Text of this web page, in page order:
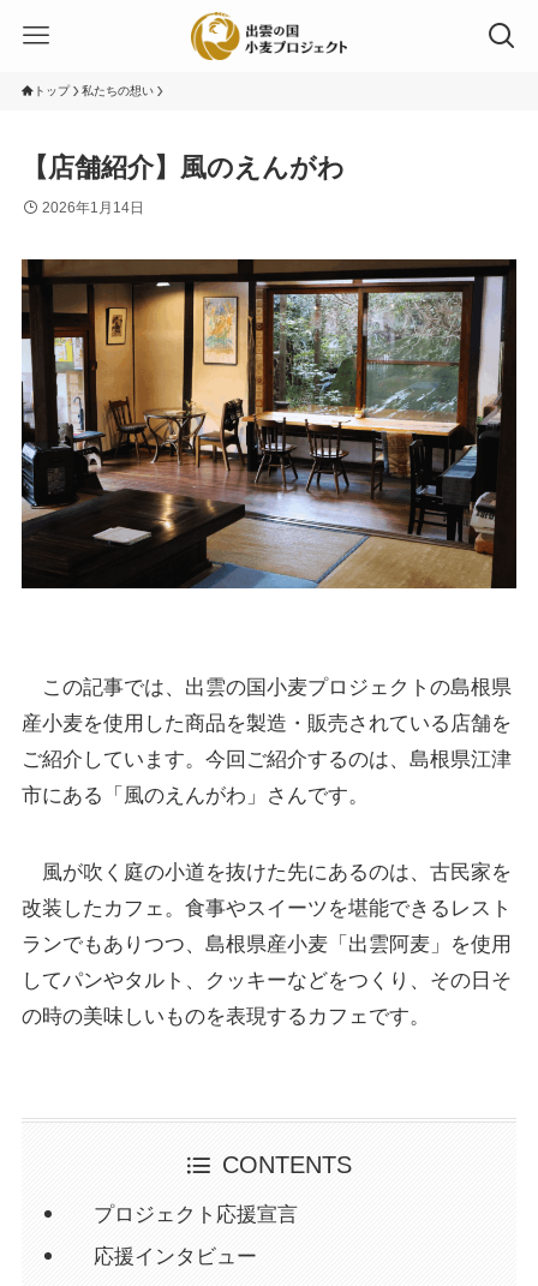
トップ 私たちの想い
【店舗紹介】風のえんがわ
2026年1月14日
この記事では、出雲の国小麦プロジェクトの島根県
産小麦を使用した商品を製造・販売されている店舗を
ご紹介しています。今回ご紹介するのは、島根県江津
市にある「風のえんがわ」さんです。
風が吹く庭の小道を抜けた先にあるのは、古民家を
改装したカフェ。食事やスイーツを堪能できるレスト
ランでもありつつ、島根県産小麦「出雲阿麦」を使用
してパンやタルト、クッキーなどをつくり、その日そ
の時の美味しいものを表現するカフェです。
CONTENTS
プロジェクト応援宣言
応援インタビュー